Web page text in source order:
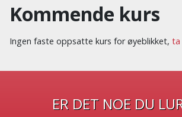
Kommende kurs
Ingen faste oppsatte kurs for øyeblikket, ta
ER DET NOE DU